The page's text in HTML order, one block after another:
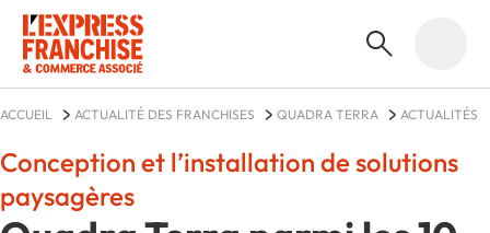
ACCUEIL ACTUALITÉ DES FRANCHISES QUADRA TERRA ACTUALITÉS
Conception et l’installation de solutions
paysagères